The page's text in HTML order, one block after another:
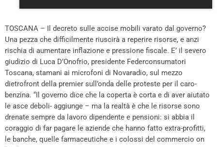
TOSCANA – Il decreto sulle accise mobili varato dal governo?
Una pezza che difficilmente riuscirà a reperire risorse, e anzi
rischia di aumentare inflazione e pressione fiscale. E’ il severo
giudizio di Luca D’Onofrio, presidente Federconsumatori
Toscana, stamani ai microfoni di Novaradio, sul mezzo
dietrofront della premier sull’onda delle proteste per il caro-
benzina. “Il governo dice che la coperta è corta e di aver aiutato
le asce deboli- aggiunge – ma la realtà è che le risorse sono
drenate sempre da lavoro dipendente e pensioni: si abbia il
coraggio di far pagare le aziende che hanno fatto extra-profitti,
le banche, quelle farmaceutiche e i colossi del commercio on